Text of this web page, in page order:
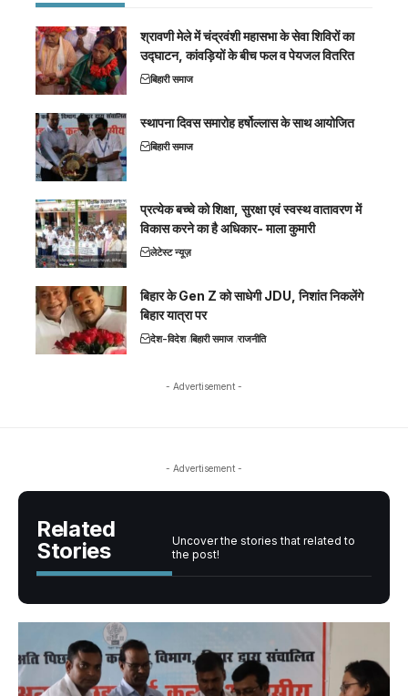
श्रावणी मेले में चंद्रवंशी महासभा के सेवा शिविरों का
उद्घाटन, कांवड़ियों के बीच फल व पेयजल वितरित
बिहारी समाज
स्थापना दिवस समारोह हर्षोल्लास के साथ आयोजित
बिहारी समाज
प्रत्येक बच्चे को शिक्षा, सुरक्षा एवं स्वस्थ वातावरण में
विकास करने का है अधिकार- माला कुमारी
लेटेस्ट न्यूज़
बिहार के Gen Z को साधेगी JDU, निशांत निकलेंगे
बिहार यात्रा पर
देश-विदेश बिहारी समाज राजनीति
- Advertisement -
- Advertisement -
Related
Stories
Uncover the stories that related to
the post!